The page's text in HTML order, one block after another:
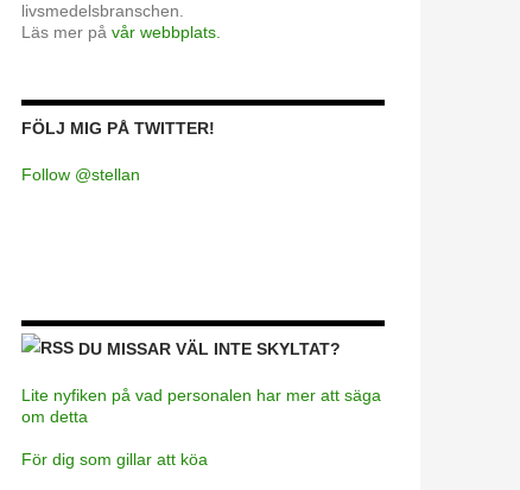
livsmedelsbranschen.
Läs mer på vår webbplats.
FÖLJ MIG PÅ TWITTER!
Follow @stellan
DU MISSAR VÄL INTE SKYLTAT?
Lite nyfiken på vad personalen har mer att säga
om detta
För dig som gillar att köa